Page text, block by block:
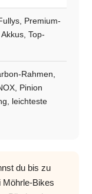
Premium-
Top-
Rahmen,
Pinion
leichteste
du bis zu
Möhrle-Bikes